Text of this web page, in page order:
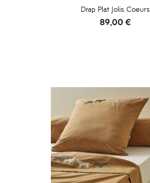
Drap Plat Jolis Coeurs
Prix
89,00 €